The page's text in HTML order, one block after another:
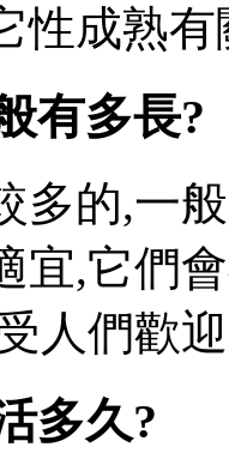
成熟有
有多長?
多的,一
,它們會
們歡迎的
多久?